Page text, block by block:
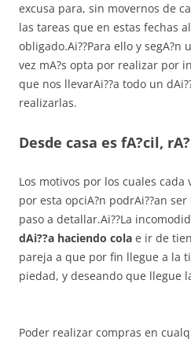
excusa para, sin movernos de
las tareas que en estas fechas
obligado.Ai??Para ello y
vez mA?s opta por realizar por
que nos llevarAi??a todo un
realizarlas.
Desde casa es fA?cil,
Los motivos por los cuales cada
por esta opciA?n podrAi??an
paso a detallar.Ai??La
dAi??a haciendo cola e ir de
pareja a que por fin llegue a la
piedad, y deseando que llegue
Poder realizar compras en